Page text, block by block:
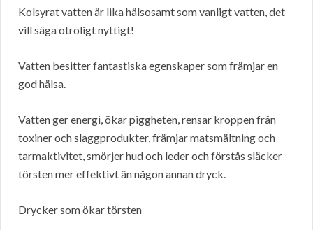
Kolsyrat vatten är lika hälsosamt som vanligt vatten, det
vill säga otroligt nyttigt!
Vatten besitter fantastiska egenskaper som främjar en
god hälsa.
Vatten ger energi, ökar piggheten, rensar kroppen från
toxiner och slaggprodukter, främjar matsmältning och
tarmaktivitet, smörjer hud och leder och förstås släcker
törsten mer effektivt än någon annan dryck.
Drycker som ökar törsten